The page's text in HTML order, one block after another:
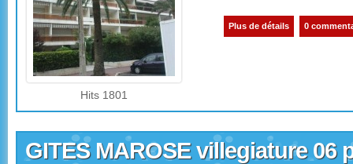
Hits 1801
Plus de détails 0
GITES MAROSE villegiature 06